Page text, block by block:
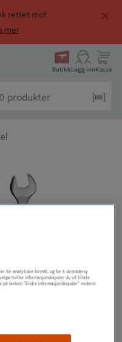
rettet mot
mer
ButikkLogg innKasse
for analytiske formål, og for å skreddersy
hvilke informasjonskapsler du vil tillate
lenken "Endre informasjonskapsler" nederst